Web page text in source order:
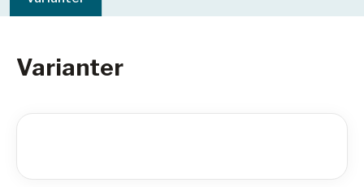
Varianter